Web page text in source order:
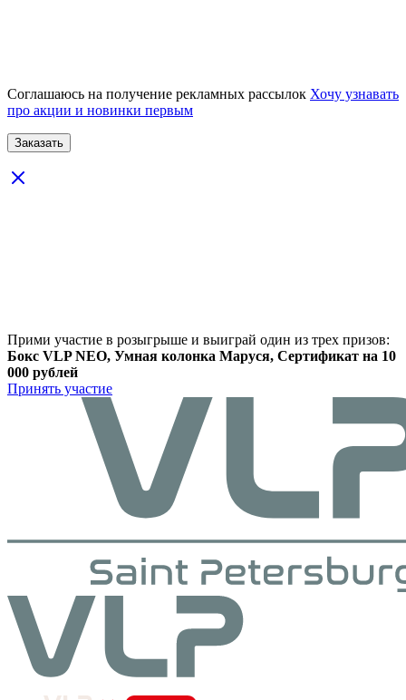
Соглашаюсь на получение рекламных рассылок Хочу узнавать
про акции и новинки первым
Прими участие в розыгрыше и выиграй один из трех призов:
Бокс VLP NEO, Умная колонка Маруся, Сертификат на 10
000 рублей
Принять участие